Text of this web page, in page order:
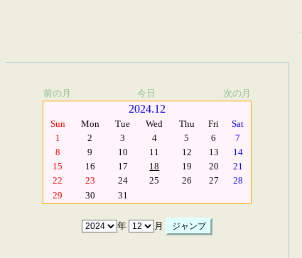
前の月 今日 次の月
2024.12
Sun Mon Tue Wed Thu Fri
Sat
1
2 3 4 5 6
7
8
9 10 11 12 13
14
15
16 17 18 19 20
21
22
23 24 25 26 27
28
29
30 31
年 月